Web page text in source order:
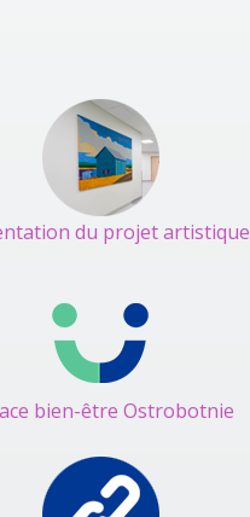
du projet artistique
bien-être Ostrobotnie